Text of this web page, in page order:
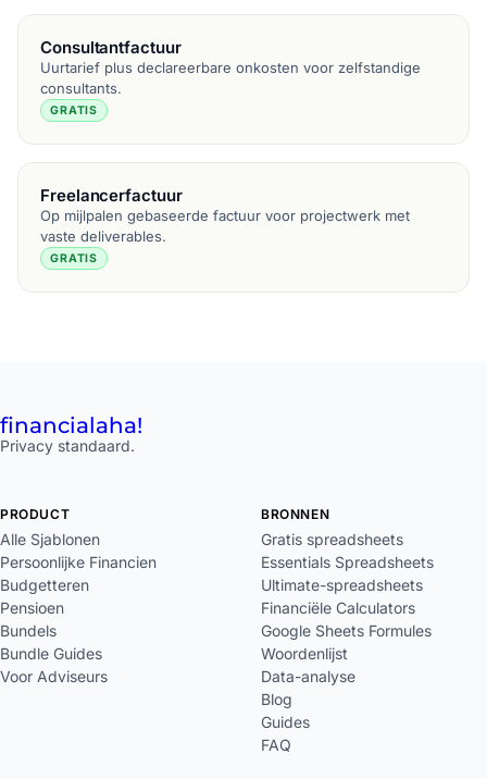
Consultantfactuur
Uurtarief plus declareerbare onkosten voor zelfstandige
consultants.
GRATIS
Freelancerfactuur
Op mijlpalen gebaseerde factuur voor projectwerk met
vaste deliverables.
GRATIS
financialaha!
Privacy standaard.
PRODUCT
Alle Sjablonen
Persoonlijke Financien
Budgetteren
Pensioen
Bundels
Bundle Guides
Voor Adviseurs
BRONNEN
Gratis spreadsheets
Essentials Spreadsheets
Ultimate-spreadsheets
Financiële Calculators
Google Sheets Formules
Woordenlijst
Data-analyse
Blog
Guides
FAQ